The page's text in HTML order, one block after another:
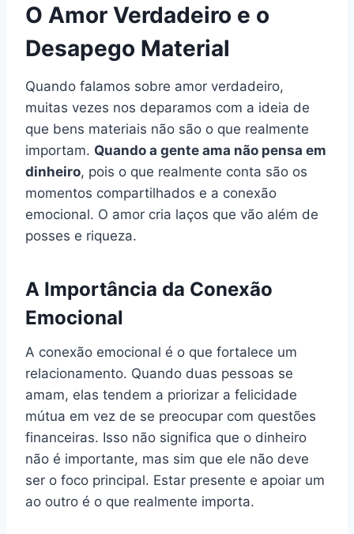
O Amor Verdadeiro e o
Desapego Material
Quando falamos sobre amor verdadeiro,
muitas vezes nos deparamos com a ideia de
que bens materiais não são o que realmente
importam. Quando a gente ama não pensa em
dinheiro, pois o que realmente conta são os
momentos compartilhados e a conexão
emocional. O amor cria laços que vão além de
posses e riqueza.
A Importância da Conexão
Emocional
A conexão emocional é o que fortalece um
relacionamento. Quando duas pessoas se
amam, elas tendem a priorizar a felicidade
mútua em vez de se preocupar com questões
financeiras. Isso não significa que o dinheiro
não é importante, mas sim que ele não deve
ser o foco principal. Estar presente e apoiar um
ao outro é o que realmente importa.